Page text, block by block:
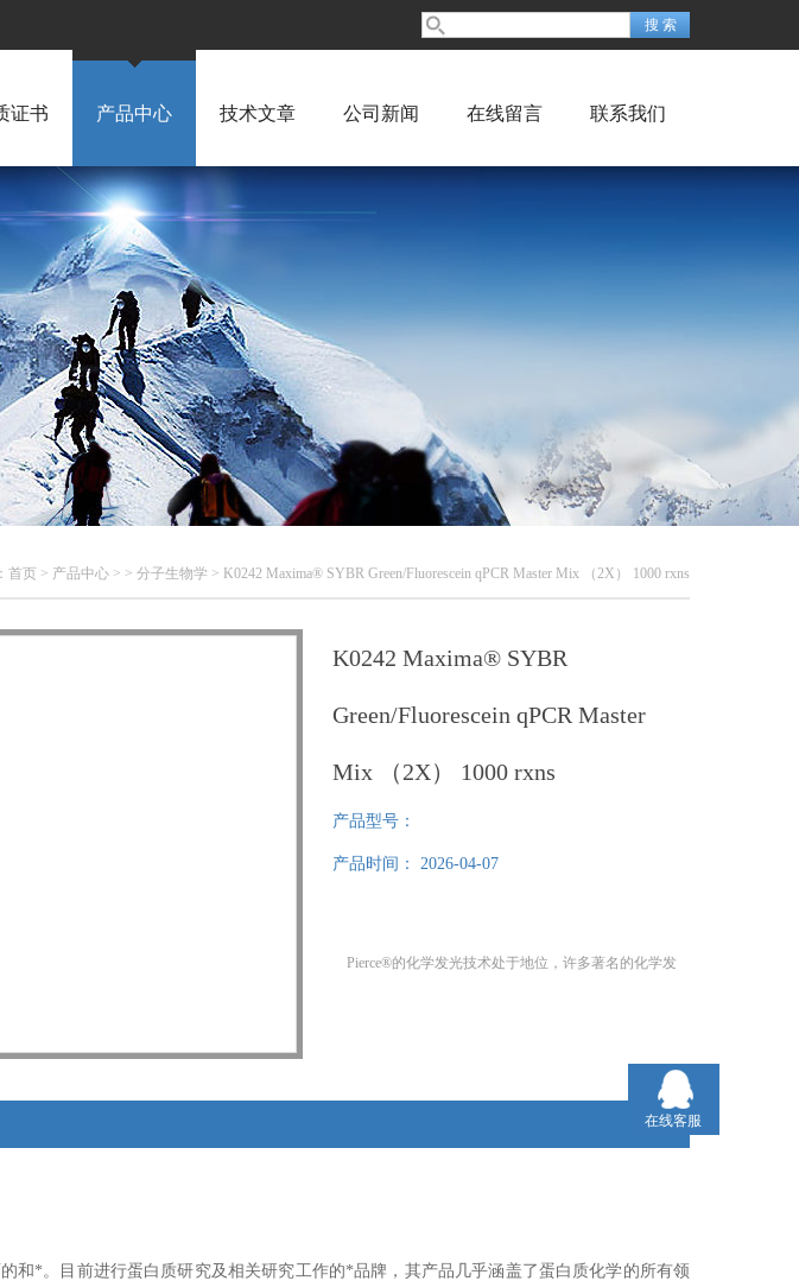
证书 产品中心 技术文章 公司新闻 在线留言 联系我们
首页 > 产品中心 > > 分子生物学 > K0242 Maxima® SYBR Green/Fluorescein qPCR Master Mix （2X） 1000 rxns
K0242 Maxima® SYBR
Green/Fluorescein qPCR Master
Mix （2X） 1000 rxns
产品型号：
产品时间： 2026-04-07
Pierce®的化学发光技术处于地位，许多著名的化学发
和*。目前进行蛋白质研究及相关研究工作的*品牌，其产品几乎涵盖了蛋白质化学的所有领
在线客服